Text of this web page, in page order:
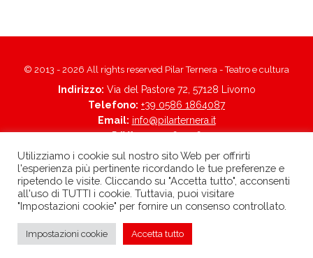
»
© 2013 - 2026 All rights reserved Pilar Ternera - Teatro e cultura
Indirizzo: Via del Pastore 72, 57128 Livorno
Telefono: +39 0586 1864087
Email: info@pilarternera.it
P.IVA:01705560496
Trasparenza
Privacy policy
born in MaMaStudiOs
Utilizziamo i cookie sul nostro sito Web per offrirti
l'esperienza più pertinente ricordando le tue preferenze e
ripetendo le visite. Cliccando su "Accetta tutto", acconsenti
all'uso di TUTTI i cookie. Tuttavia, puoi visitare
"Impostazioni cookie" per fornire un consenso controllato.
Impostazioni cookie Accetta tutto